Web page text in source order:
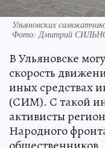
Ульяновских
Фото:Дмитрий
В Ульяновске
скорость
иных средствах
(СИМ). С такой
активисты
Народного